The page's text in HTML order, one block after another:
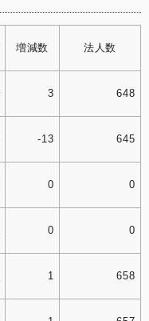
増減数 法人数
3 648
-13 645
0 0
0 0
1 658